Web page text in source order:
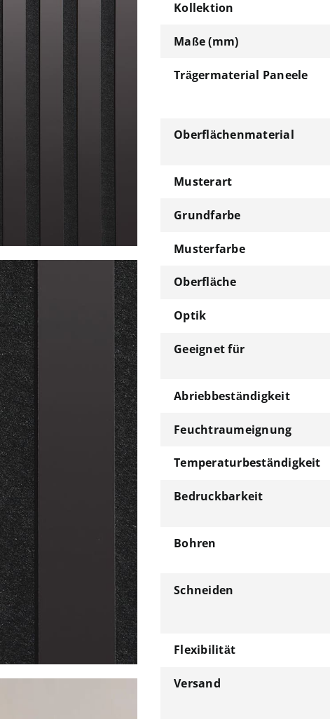
Kollektion
Maße (mm)
Trägermaterial Paneele
Oberflächenmaterial
Musterart
Grundfarbe
Musterfarbe
Oberfläche
Optik
Geeignet für
Abriebbeständigkeit
Feuchtraumeignung
Temperaturbeständigkeit
Bedruckbarkeit
Bohren
Schneiden
Flexibilität
Versand